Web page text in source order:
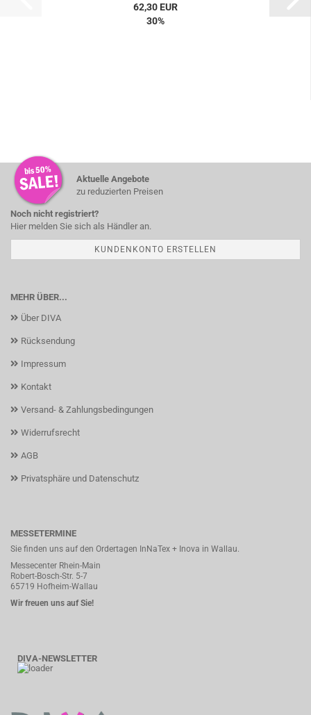
62,30 EUR
30%
Aktuelle Angebote
zu reduzierten Preisen
Noch nicht registriert?
Hier melden Sie sich als Händler an.
KUNDENKONTO ERSTELLEN
MEHR ÜBER...
Über DIVA
Rücksendung
Impressum
Kontakt
Versand- & Zahlungsbedingungen
Widerrufsrecht
AGB
Privatsphäre und Datenschutz
MESSETERMINE
Sie finden uns auf den Ordertagen InNaTex + Inova in Wallau.
Messecenter Rhein-Main
Robert-Bosch-Str. 5-7
65719 Hofheim-Wallau
Wir freuen uns auf Sie!
DIVA-NEWSLETTER